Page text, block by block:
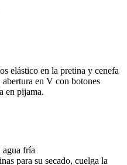
elástico en la pretina y cenefa
abertura en V con botones
en pijama.
agua fría
para su secado, cuelga la